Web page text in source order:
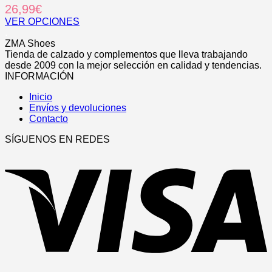
la
página
producto
variantes.
Las
se
pueden
elegir
en
página
producto
26,99€
VER OPCIONES
producto
tiene
múltiples
variantes.
opciones
pueden
en
de
producto
ZMA Shoes
Tienda de calzado y complementos que lleva trabajando
desde 2009 con la mejor selección en calidad y tendencias.
INFORMACIÓN
Inicio
Envíos y devoluciones
Contacto
SÍGUENOS EN REDES